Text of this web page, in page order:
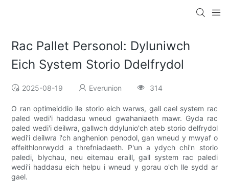
Rac Pallet Personol: Dyluniwch
Eich System Storio Ddelfrydol
2025-08-19 Everunion 314
O ran optimeiddio lle storio eich warws, gall cael system rac
paled wedi'i haddasu wneud gwahaniaeth mawr. Gyda rac
paled wedi'i deilwra, gallwch ddylunio'ch ateb storio delfrydol
wedi'i deilwra i'ch anghenion penodol, gan wneud y mwyaf o
effeithlonrwydd a threfniadaeth. P'un a ydych chi'n storio
paledi, blychau, neu eitemau eraill, gall system rac paledi
wedi'i haddasu eich helpu i wneud y gorau o'ch lle sydd ar
gael.